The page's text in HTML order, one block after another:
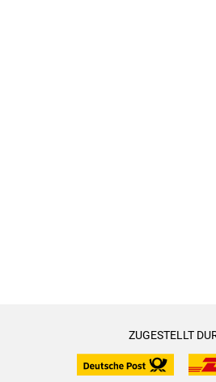
ZUGESTELLT